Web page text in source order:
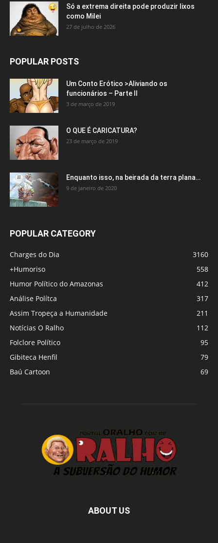
Só a extrema direita pode produzir lixos
como Milei
27 de julho de 2026
POPULAR POSTS
Um Conto Erótico >Aliviando os
funcionários – Parte II
3 de março de 2019
O QUE É CARICATURA?
23 de março de 2019
Enquanto isso, na beirada da terra plana…
9 de janeiro de 2020
POPULAR CATEGORY
Charges do Dia
3160
+Humoriso
558
Humor Político do Amazonas
412
Análise Polítca
317
Assim Tropeça a Humanidade
211
Notícias O Ralho
112
Folclore Político
95
Gibiteca Henfil
79
Baú Cartoon
69
ABOUT US